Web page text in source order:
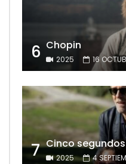
6 Chopin
2025 16
7 Cinco segundos
2025 4